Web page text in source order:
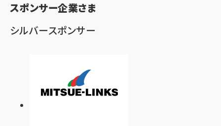
ず
スポンサー企業さま
シルバースポンサー